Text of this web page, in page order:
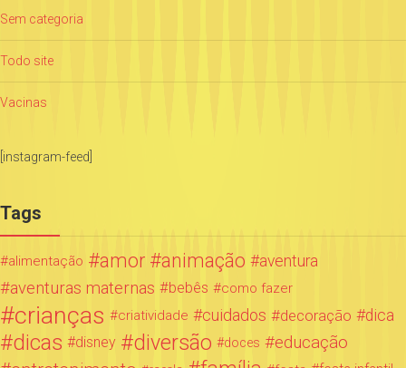
Sem categoria
Todo site
Vacinas
[instagram-feed]
Tags
alimentação amor animação aventura
aventuras maternas bebês como fazer
crianças criatividade cuidados decoração dica
dicas disney diversão doces educação